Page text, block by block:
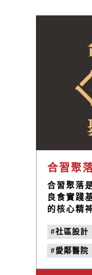
合習聚
合習聚落
良食實踐
的核心精
落串連社
舖、社區
一個社區
青少年獨
#社區設計
#愛鄰醫院
#地方創生